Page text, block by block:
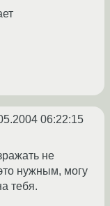
06:22:15
не
нужным, могу
тебя.